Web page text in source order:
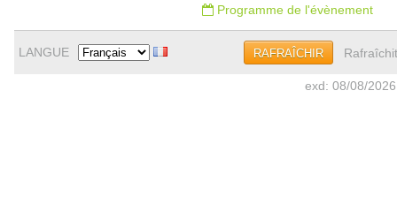
Programme de l'évènement
LANGUE RAFRAÎCHIR
exd: 08/08/